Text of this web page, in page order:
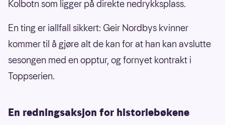
Kolbotn som ligger på direkte nedrykksplass.
En ting er iallfall sikkert: Geir Nordbys kvinner
kommer til å gjøre alt de kan for at han kan avslutte
sesongen med en opptur, og fornyet kontrakt i
Toppserien.
En redningsaksjon for historiebøkene